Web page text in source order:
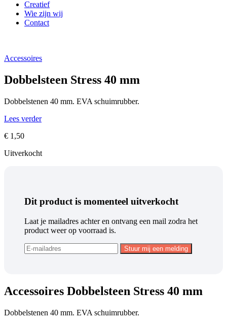
Creatief
Wie zijn wij
Contact
Accessoires
Dobbelsteen Stress 40 mm
Dobbelstenen 40 mm. EVA schuimrubber.
Lees verder
€ 1,50
Uitverkocht
Dit product is momenteel uitverkocht
Laat je mailadres achter en ontvang een mail zodra het
product weer op voorraad is.
Accessoires Dobbelsteen Stress 40 mm
Dobbelstenen 40 mm. EVA schuimrubber.